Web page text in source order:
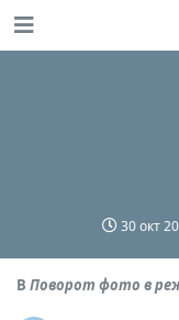
30 окт
В Поворот фото в